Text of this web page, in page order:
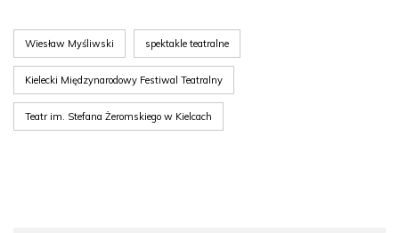
Wiesław Myśliwski spektakle teatralne
Kielecki Międzynarodowy Festiwal Teatralny
Teatr im. Stefana Żeromskiego w Kielcach